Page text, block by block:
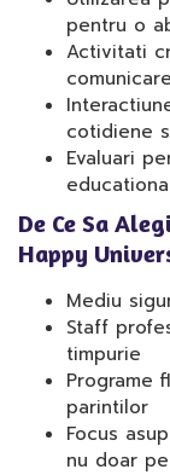
pentru o
Activitati
cotidiene
Evaluari
De Ce Sa
Happy
Mediu
Staff
timpurie
Programe
parintilor
Focus
nu doar